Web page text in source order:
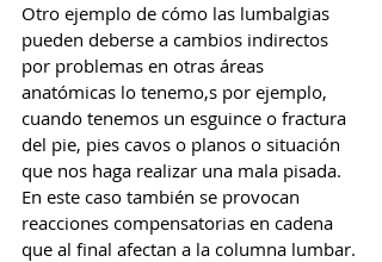
Otro ejemplo de cómo las lumbalgias
pueden deberse a cambios indirectos
por problemas en otras áreas
anatómicas lo tenemo,s por ejemplo,
cuando tenemos un esguince o fractura
del pie, pies cavos o planos o situación
que nos haga realizar una mala pisada.
En este caso también se provocan
reacciones compensatorias en cadena
que al final afectan a la columna lumbar.